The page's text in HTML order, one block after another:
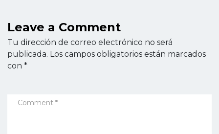
Leave a Comment
Tu dirección de correo electrónico no será
publicada. Los campos obligatorios están marcados
con *